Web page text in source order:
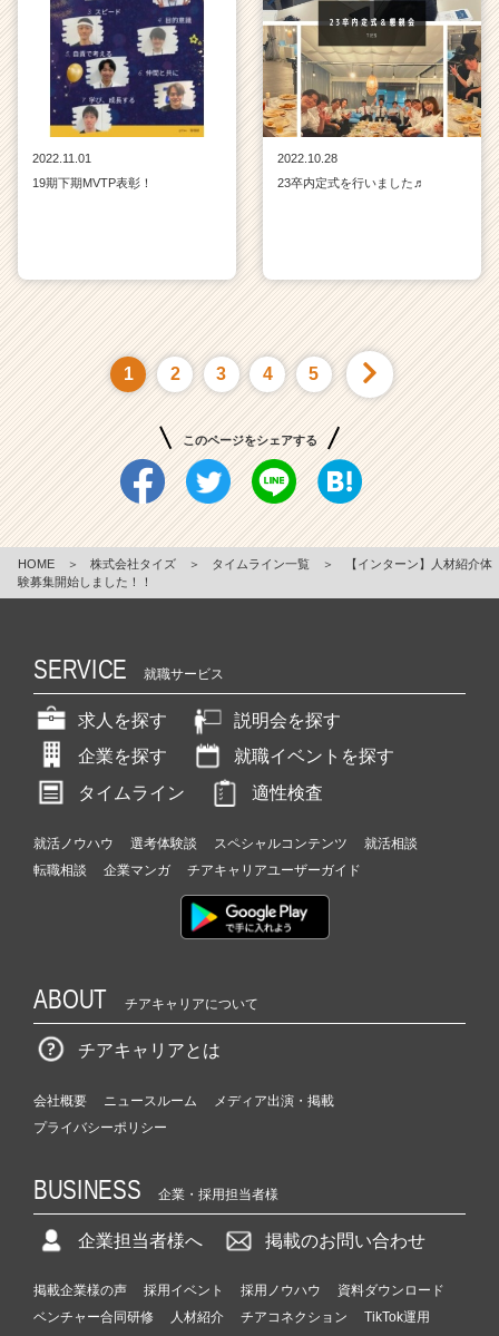
2022.11.01
19期下期MVTP表彰！
2022.10.28
23卒内定式を行いました♬
1 2 3 4 5
このページをシェアする
HOME ＞ 株式会社タイズ ＞ タイムライン一覧 ＞
【インターン】人材紹介体
験募集開始しました！！
SERVICE 就職サービス
求人を探す
説明会を探す
企業を探す
就職イベントを探す
タイムライン
適性検査
就活ノウハウ 選考体験談 スペシャルコンテンツ
就活相談
転職相談
企業マンガ チアキャリアユーザーガイド
ABOUT チアキャリアについて
チアキャリアとは
会社概要 ニュースルーム
メディア出演・掲載
プライバシーポリシー
BUSINESS 企業・採用担当者様
企業担当者様へ 掲載のお問い合わせ
掲載企業様の声 採用イベント 採用ノウハウ
資料ダウンロード
ベンチャー合同研修
人材紹介 チアコネクション TikTok運用